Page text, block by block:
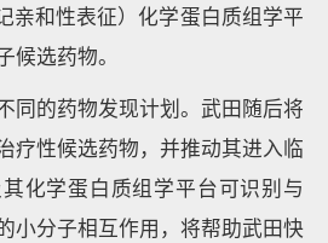
亲和性表征）化学蛋白质组学平
候选药物。
同的药物发现计划。武田随后将
疗性候选药物，并推动其进入临
化学蛋白质组学平台可识别与
小分子相互作用，将帮助武田快